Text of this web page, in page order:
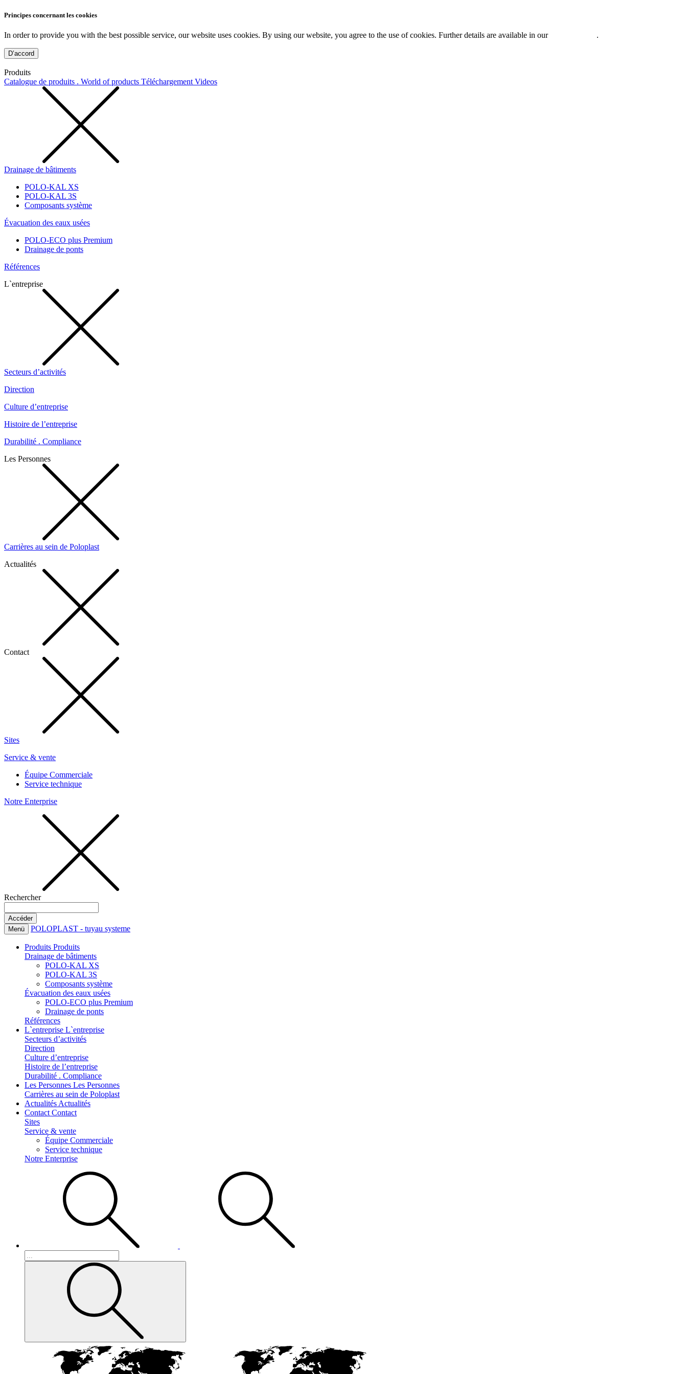
Principes concernant les cookies
In order to provide you with the best possible service, our website uses cookies. By using our website, you agree to the use of cookies. Further details are available in our .
D’accord
Produits
Catalogue de produits . World of products Téléchargement Videos
Drainage de bâtiments
POLO-KAL XS
POLO-KAL 3S
Composants système
Évacuation des eaux usées
POLO-ECO plus Premium
Drainage de ponts
Références
L`entreprise
Secteurs d’activités
Direction
Culture d’entreprise
Histoire de l’entreprise
Durabilité . Compliance
Les Personnes
Carrières au sein de Poloplast
Actualités
Contact
Sites
Service & vente
Équipe Commerciale
Service technique
Notre Enterprise
Rechercher
Menü POLOPLAST - tuyau systeme
Produits Produits
Drainage de bâtiments
POLO-KAL XS
POLO-KAL 3S
Composants système
Évacuation des eaux usées
POLO-ECO plus Premium
Drainage de ponts
Références
L`entreprise L`entreprise
Secteurs d’activités
Direction
Culture d’entreprise
Histoire de l’entreprise
Durabilité . Compliance
Les Personnes Les Personnes
Carrières au sein de Poloplast
Actualités Actualités
Contact Contact
Sites
Service & vente
Équipe Commerciale
Service technique
Notre Enterprise